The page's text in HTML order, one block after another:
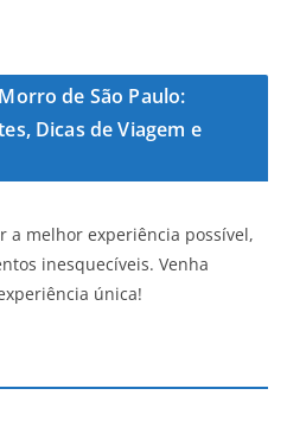
de São Paulo:
Dicas de Viagem e
a melhor experiência possível,
inesquecíveis. Venha
única!